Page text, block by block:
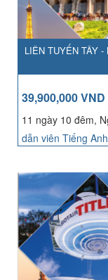
LIÊN TUYẾN TÂY
39,900,000 VND
11 ngày 10 đêm,
dẫn viên Tiếng